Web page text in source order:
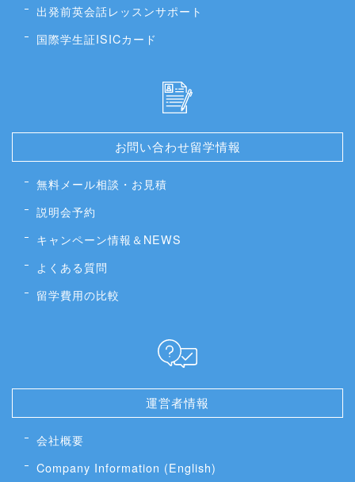
出発前英会話レッスンサポート
国際学生証ISICカード
お問い合わせ留学情報
無料メール相談・お見積
説明会予約
キャンペーン情報＆NEWS
よくある質問
留学費用の比較
運営者情報
会社概要
Company Information (English)